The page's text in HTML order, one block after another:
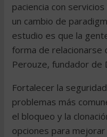
paciencia con
un cambio de
estudio es que la
forma de relacionarse
Perouze, fundador de
Fortalecer la
problemas más
el bloqueo y la
opciones para mejorar